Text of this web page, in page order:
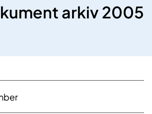
arkiv 2005